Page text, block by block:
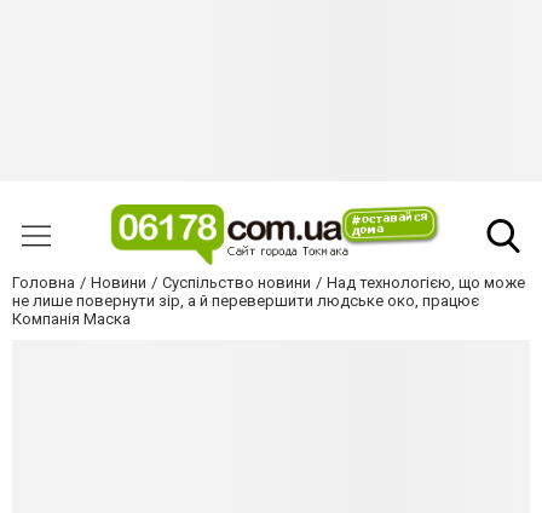
Головна Новини Суспільство новини
Над технологією, що може
не лише повернути зір, а й перевершити людське око, працює
Компанія Маска